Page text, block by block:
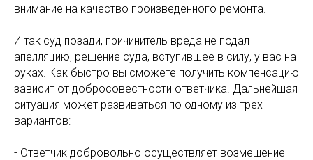
внимание на качество произведенного ремонта.
И так суд позади, причинитель вреда не подал
апелляцию, решение суда, вступившее в силу, у вас на
руках. Как быстро вы сможете получить компенсацию
зависит от добросовестности ответчика. Дальнейшая
ситуация может развиваться по одному из трех
вариантов:
- Ответчик добровольно осуществляет возмещение